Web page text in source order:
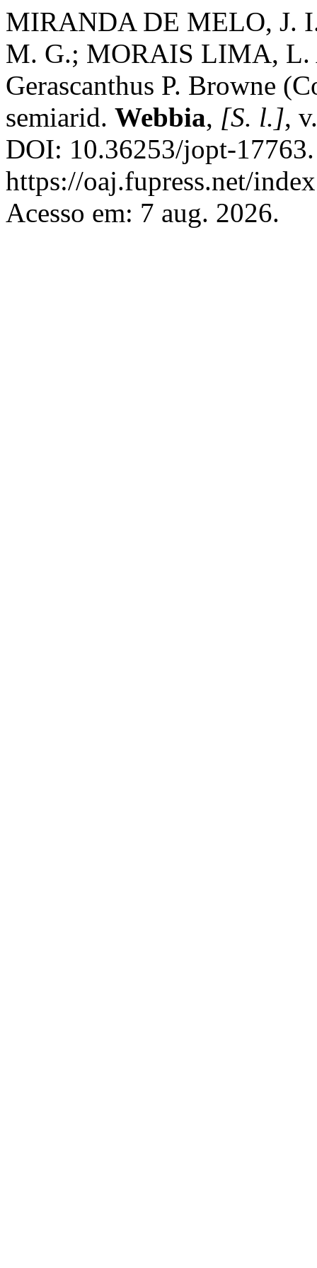
MIRANDA DE MELO, J.
M. G.; MORAIS LIMA, L.
Gerascanthus P. Browne
semiarid. Webbia, [S. l.],
DOI: 10.36253/jopt-
https://oaj.fupress.net/
Acesso em: 7 aug. 2026.